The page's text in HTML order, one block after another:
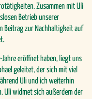
Zusammen mit Uli
Betrieb unserer
Beitrag zur Nachhaltigkeit auf
eröffnet haben, liegt uns
geleitet, der sich mit viel
Uli und ich weiterhin
Uli widmet sich außerdem der